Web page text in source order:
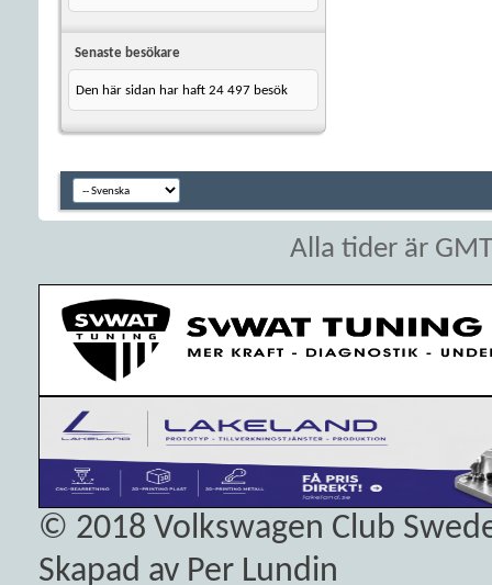
Senaste besökare
Den här sidan har haft 24 497 besök
Alla tider är
© 2018 Volkswagen Club
Skapad av Per Lundin